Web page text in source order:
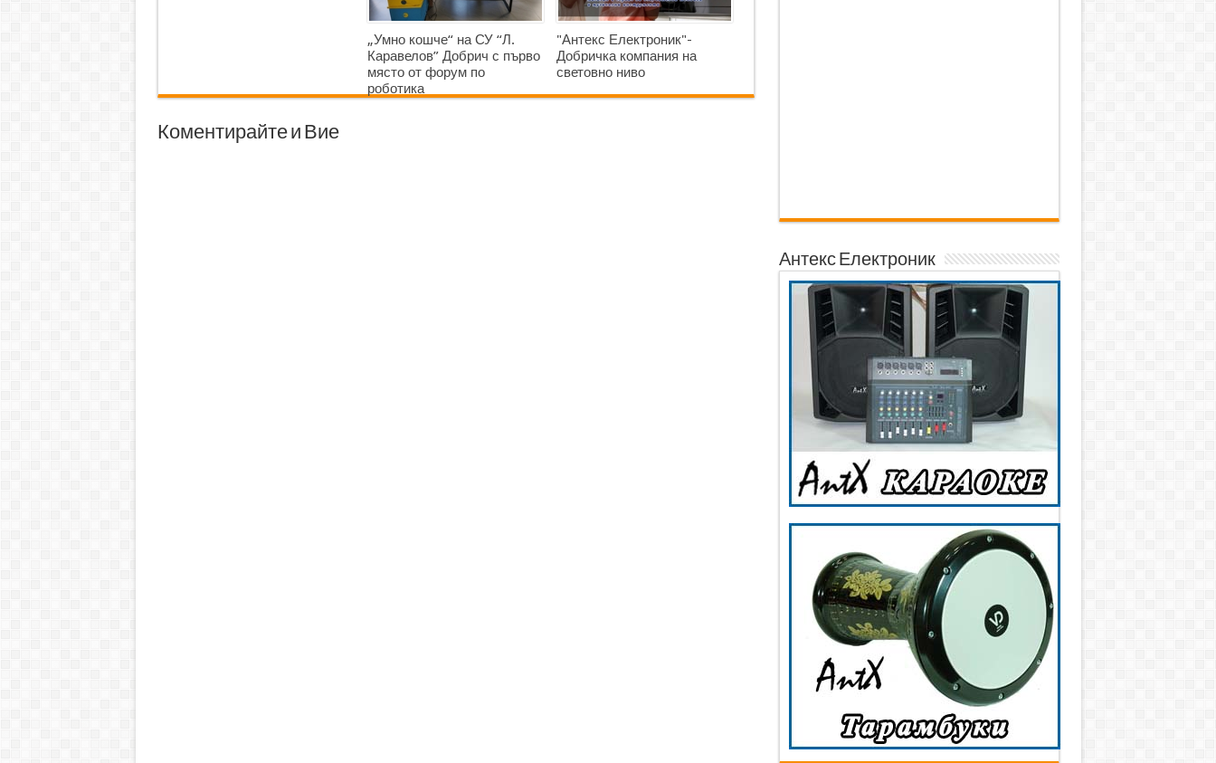
„Умно кошче“ на СУ “Л.
Каравелов” Добрич с първо
място от форум по
роботика
"Антекс Електроник"-
Добричка компания на
световно ниво
Коментирайте и Вие
Антекс Електроник